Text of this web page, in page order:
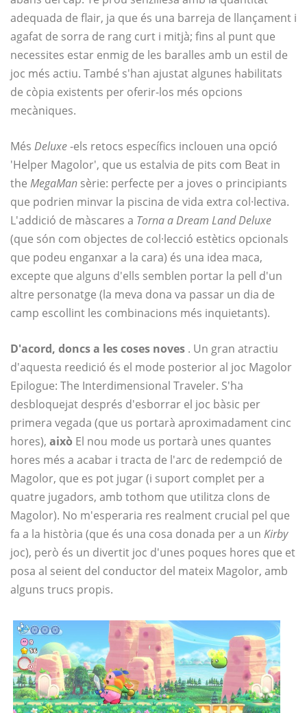
adequada de flair, ja que és una barreja de llançament i
agafat de sorra de rang curt i mitjà; fins al punt que
necessites estar enmig de les baralles amb un estil de
joc més actiu. També s'han ajustat algunes habilitats
de còpia existents per oferir-los més opcions
mecàniques.
Més Deluxe-els retocs específics inclouen una opció
'Helper Magolor', que us estalvia de pits com Beat in
the MegaMan sèrie: perfecte per a joves o principiants
que podrien minvar la piscina de vida extra col·lectiva.
L'addició de màscares a Torna a Dream Land Deluxe
(que són com objectes de col·lecció estètics opcionals
que podeu enganxar a la cara) és una idea maca,
excepte que alguns d'ells semblen portar la pell d'un
altre personatge (la meva dona va passar un dia de
camp escollint les combinacions més inquietants).
D'acord, doncs a les coses noves . Un gran atractiu
d'aquesta reedició és el mode posterior al joc Magolor
Epilogue: The Interdimensional Traveler. S'ha
desbloquejat després d'esborrar el joc bàsic per
primera vegada (que us portarà aproximadament cinc
hores), això El nou mode us portarà unes quantes
hores més a acabar i tracta de l'arc de redempció de
Magolor, que es pot jugar (i suport complet per a
quatre jugadors, amb tothom que utilitza clons de
Magolor). No m'esperaria res realment crucial pel que
fa a la història (que és una cosa donada per a un Kirby
joc), però és un divertit joc d'unes poques hores que et
posa al seient del conductor del mateix Magolor, amb
alguns trucs propis.